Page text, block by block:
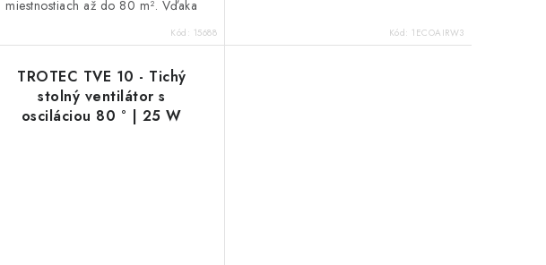
miestnostiach až do 80 m². Vďaka
chladeniu a veľkej...
Kód: 15688 Kód: 1ECOAIRW3
TROTEC TVE 10 - Tichý
stolný ventilátor s
osciláciou 80 ° | 25 W